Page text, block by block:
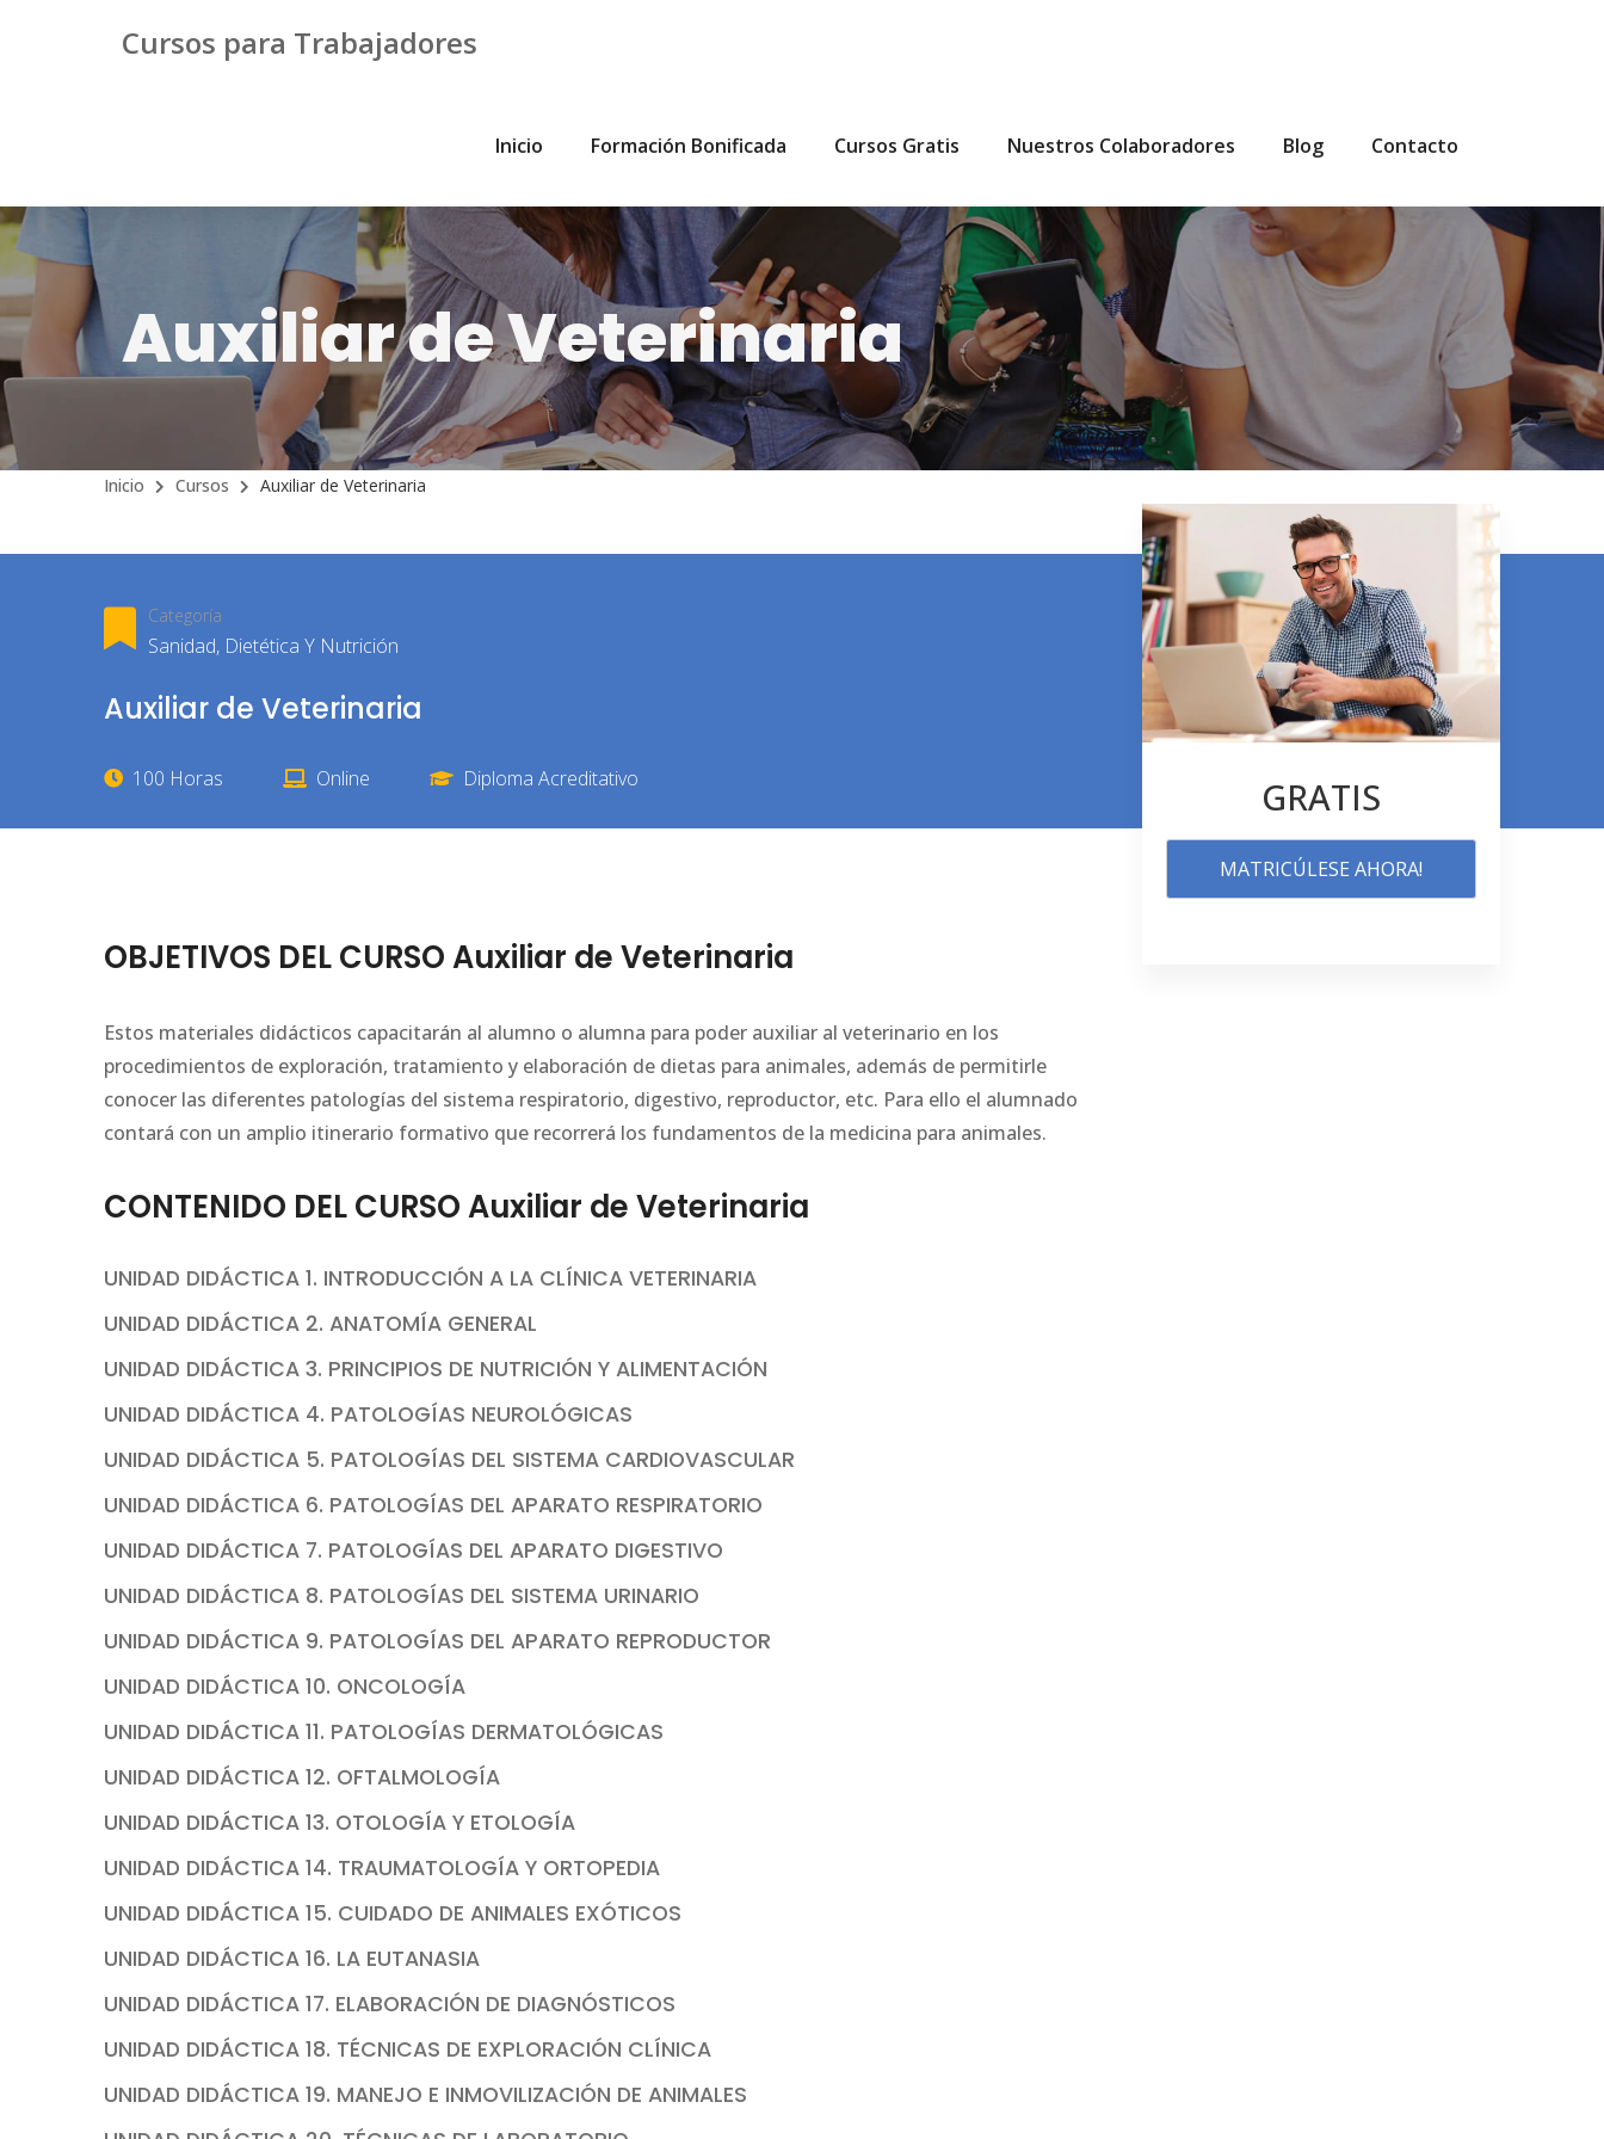
Cursos para Trabajadores
Inicio Formación Bonificada Cursos Gratis Nuestros Colaboradores Blog Contacto
Auxiliar de Veterinaria
Inicio Cursos Auxiliar de Veterinaria
Categoría
Sanidad, Dietética Y Nutrición
Auxiliar de Veterinaria
100 Horas Online Diploma Acreditativo
OBJETIVOS DEL CURSO Auxiliar de Veterinaria
Estos materiales didácticos capacitarán al alumno o alumna para poder auxiliar al veterinario en los
procedimientos de exploración, tratamiento y elaboración de dietas para animales, además de permitirle
conocer las diferentes patologías del sistema respiratorio, digestivo, reproductor, etc. Para ello el alumnado
contará con un amplio itinerario formativo que recorrerá los fundamentos de la medicina para animales.
CONTENIDO DEL CURSO Auxiliar de Veterinaria
UNIDAD DIDÁCTICA 1. INTRODUCCIÓN A LA CLÍNICA VETERINARIA
UNIDAD DIDÁCTICA 2. ANATOMÍA GENERAL
UNIDAD DIDÁCTICA 3. PRINCIPIOS DE NUTRICIÓN Y ALIMENTACIÓN
UNIDAD DIDÁCTICA 4. PATOLOGÍAS NEUROLÓGICAS
UNIDAD DIDÁCTICA 5. PATOLOGÍAS DEL SISTEMA CARDIOVASCULAR
UNIDAD DIDÁCTICA 6. PATOLOGÍAS DEL APARATO RESPIRATORIO
UNIDAD DIDÁCTICA 7. PATOLOGÍAS DEL APARATO DIGESTIVO
UNIDAD DIDÁCTICA 8. PATOLOGÍAS DEL SISTEMA URINARIO
UNIDAD DIDÁCTICA 9. PATOLOGÍAS DEL APARATO REPRODUCTOR
UNIDAD DIDÁCTICA 10. ONCOLOGÍA
UNIDAD DIDÁCTICA 11. PATOLOGÍAS DERMATOLÓGICAS
UNIDAD DIDÁCTICA 12. OFTALMOLOGÍA
UNIDAD DIDÁCTICA 13. OTOLOGÍA Y ETOLOGÍA
UNIDAD DIDÁCTICA 14. TRAUMATOLOGÍA Y ORTOPEDIA
UNIDAD DIDÁCTICA 15. CUIDADO DE ANIMALES EXÓTICOS
UNIDAD DIDÁCTICA 16. LA EUTANASIA
UNIDAD DIDÁCTICA 17. ELABORACIÓN DE DIAGNÓSTICOS
UNIDAD DIDÁCTICA 18. TÉCNICAS DE EXPLORACIÓN CLÍNICA
UNIDAD DIDÁCTICA 19. MANEJO E INMOVILIZACIÓN DE ANIMALES
GRATIS
MATRICÚLESE AHORA!